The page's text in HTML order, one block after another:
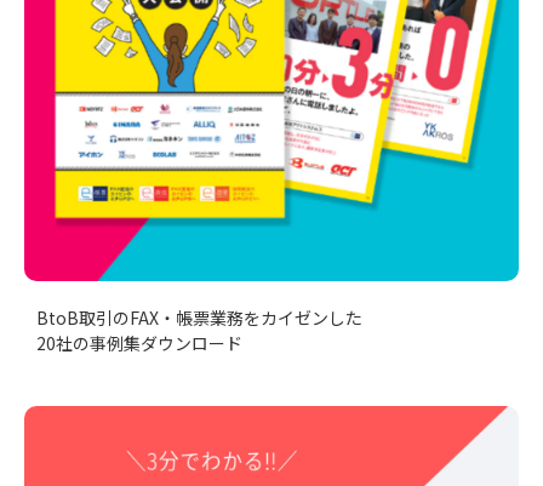
BtoB取引のFAX・帳票業務をカイゼンした
20社の事例集ダウンロード